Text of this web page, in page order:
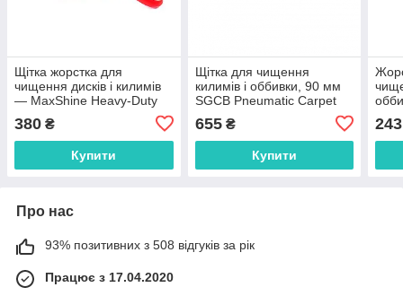
Щітка жорстка для
чищення дисків і килимів
— MaxShine Heavy-Duty
Wheel and Carpet Cleaning
Brush (7011027)
380 ₴
Купити
Щітка для чищення
килимів і оббивки, 90 мм
SGCB Pneumatic Carpet
655₴
Купити
243
Про нас
93% позитивних з 508 відгуків за рік
Працює з 17.04.2020